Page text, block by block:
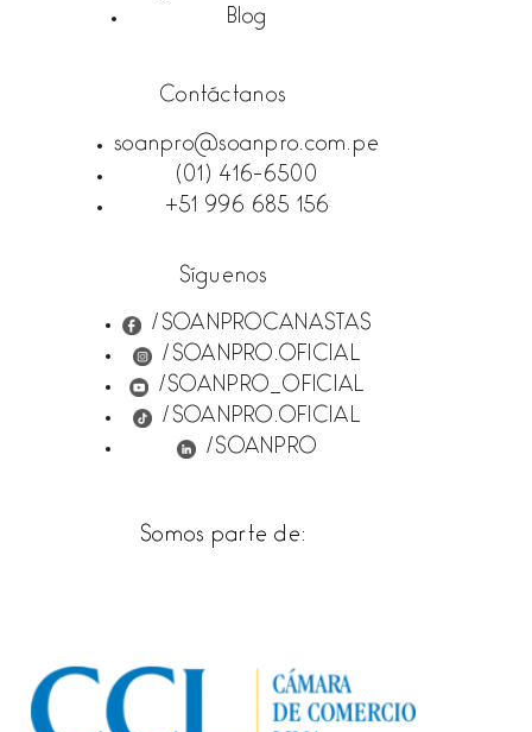
Blog
Contáctanos
soanpro@soanpro.com.pe
(01) 416-6500
+51 996 685 156
Síguenos
/SOANPROCANASTAS
/SOANPRO.OFICIAL
/SOANPRO_OFICIAL
/SOANPRO.OFICIAL
/SOANPRO
Somos parte de: